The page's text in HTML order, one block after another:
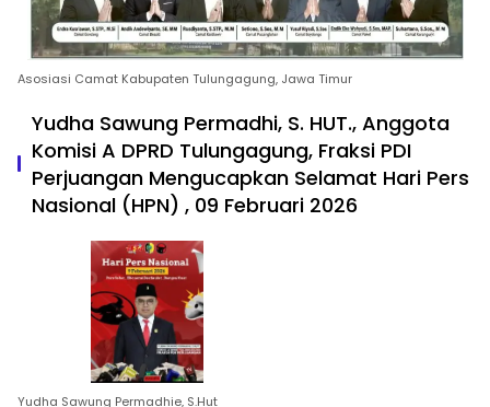
Asosiasi Camat Kabupaten Tulungagung, Jawa Timur
Yudha Sawung Permadhi, S. HUT., Anggota
Komisi A DPRD Tulungagung, Fraksi PDI
Perjuangan Mengucapkan Selamat Hari Pers
Nasional (HPN) , 09 Februari 2026
Yudha Sawung Permadhie, S.Hut